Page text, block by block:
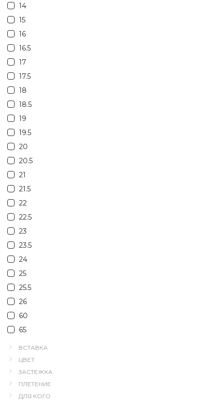
14
15
16
16.5
17
17.5
18
18.5
19
19.5
20
20.5
21
21.5
22
22.5
23
23.5
24
25
25.5
26
60
65
ВСТАВКА
ЦВЕТ
ЗАСТЕЖКА
ПЛЕТЕНИЕ
ДЛЯ КОГО